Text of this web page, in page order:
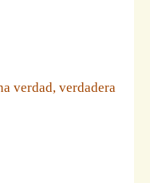
verdad, verdadera